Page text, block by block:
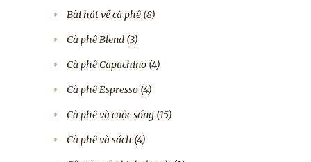
Bài hát về cà phê (8)
Cà phê Blend (3)
Cà phê Capuchino (4)
Cà phê Espresso (4)
Cà phê và cuộc sống (15)
Cà phê và sách (4)